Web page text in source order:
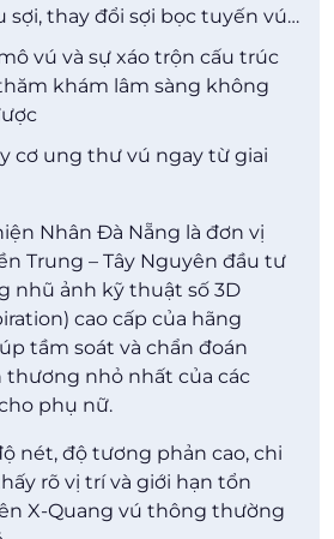
sợi, thay đổi sợi bọc tuyến vú…
vú và sự xáo trộn cấu trúc
khám lâm sàng không
cơ ung thư vú ngay từ giai
Nhân Đà Nẵng là đơn vị
Trung – Tây Nguyên đầu tư
nhũ ảnh kỹ thuật số 3D
cao cấp của hãng
tầm soát và chẩn đoán
thương nhỏ nhất của các
phụ nữ.
nét, độ tương phản cao, chi
rõ vị trí và giới hạn tổn
X-Quang vú thông thường